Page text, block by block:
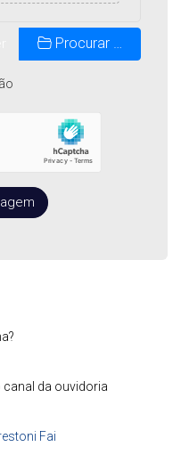
Procurar …
da ouvidoria
Fai